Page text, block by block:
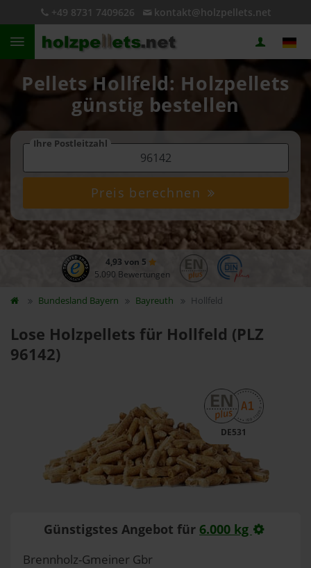
+49 8731 7409626 kontakt@holzpellets.net
Pellets Hollfeld: Holzpellets
günstig bestellen
Ihre Postleitzahl
Preis berechnen
4,93 von 5
5.090 Bewertungen
Bundesland Bayern Bayreuth Hollfeld
Lose Holzpellets für Hollfeld (PLZ
96142)
DE531
Günstigstes Angebot für 6.000 kg
Brennholz-Gmeiner Gbr